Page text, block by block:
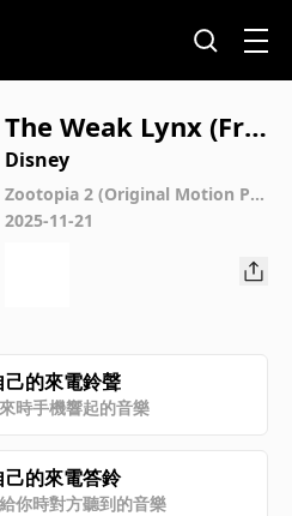
The Weak Lynx (Fro
m "Zootopia 2"/Sco
re)
Disney
Zootopia 2 (Original Motion Pic
ture Soundtrack)
2025-11-21
己的來電鈴聲
時手機響起的音樂
己的來電答鈴
你時對方聽到的音樂